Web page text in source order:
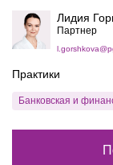
Лидия
Партнер
Практики
Банковская и